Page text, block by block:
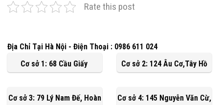
Rate this post
Địa Chỉ Tại Hà Nội - Điện Thoại : 0986 611 024
Cơ sở 1: 68 Cầu Giấy
Cơ sở 2: 124 Âu Cơ,Tây Hồ
Cơ sở 3: 79 Lý Nam Đế, Hoàn Cơ sở 4: 145 Nguyễn Văn Cừ,